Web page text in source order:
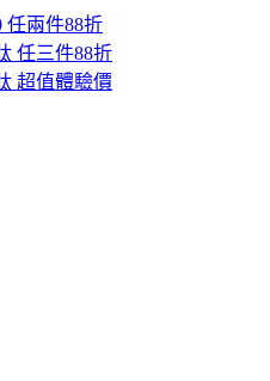
任兩件88折
任三件88折
超值體驗價